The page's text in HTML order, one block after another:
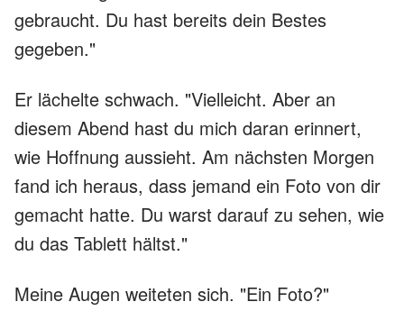
gebraucht. Du hast bereits dein Bestes
gegeben."
Er lächelte schwach. "Vielleicht. Aber an
diesem Abend hast du mich daran erinnert,
wie Hoffnung aussieht. Am nächsten Morgen
fand ich heraus, dass jemand ein Foto von dir
gemacht hatte. Du warst darauf zu sehen, wie
du das Tablett hältst."
Meine Augen weiteten sich. "Ein Foto?"